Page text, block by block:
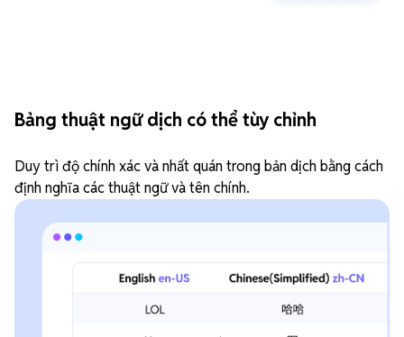
Bảng thuật ngữ dịch có thể tùy chỉnh
Duy trì độ chính xác và nhất quán trong bản dịch bằng cách
định nghĩa các thuật ngữ và tên chính.